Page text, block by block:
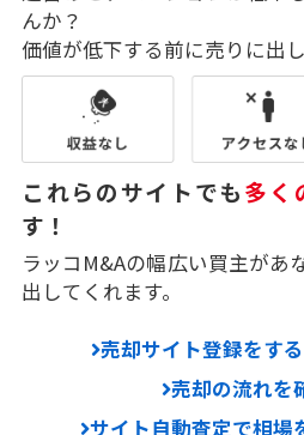
んか？
価値が低下する前に売りに出
これらのサイトでも多く
す！
ラッコM&Aの幅広い買主があ
出してくれます。
売却サイト登録をする
売却の流れを
サイト自動査定で相場